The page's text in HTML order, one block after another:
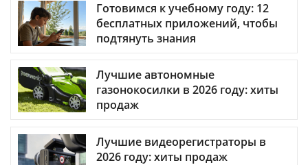
Готовимся к учебному году: 12
бесплатных приложений, чтобы
подтянуть знания
Лучшие автономные
газонокосилки в 2026 году: хиты
продаж
Лучшие видеорегистраторы в
2026 году: хиты продаж